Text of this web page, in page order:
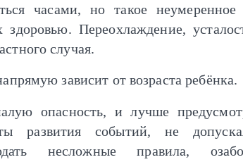
часами, но такое неумеренное
Переохлаждение,
случая.
зависит от возраста ребёнка.
опасность, и лучше
развития событий, не
несложные правила,